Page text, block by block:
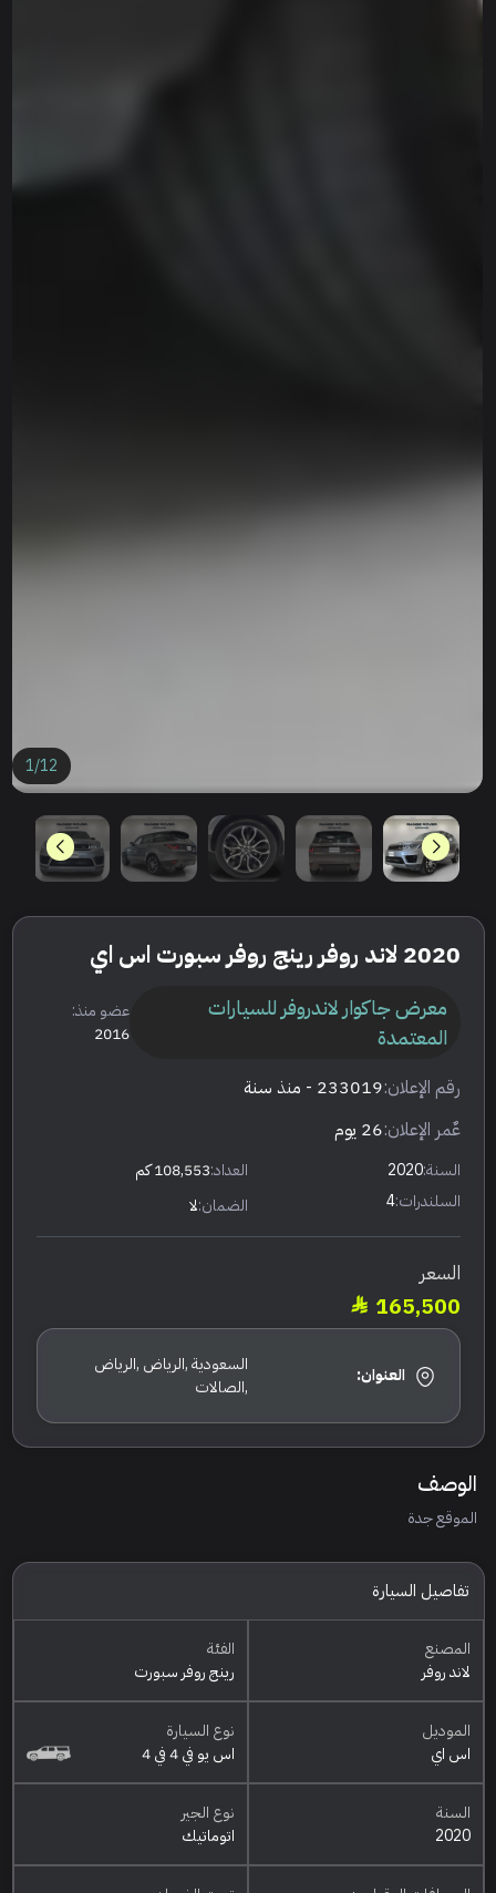
1/12
2020 لاند روفر رينج روفر سبورت اس اي
معرض جاكوار لاندروفر للسيارات
المعتمدة
عضو منذ:
2016
رقم الإعلان:233019 - منذ سنة
عٌمر الإعلان:26 يوم
السنة:2020 العداد:108,553 كم
السلندرات:4 الضمان:لا
السعر
165,500
العنوان:
السعودية ,الرياض ,الرياض
,الصالات
الوصف
الموقع جدة
تفاصيل السيارة
المصنع
لاند روفر
الفئة
رينج روفر سبورت
الموديل
اس اي
نوع السيارة
اس يو في 4 في 4
السنة
2020
نوع الجير
اتوماتيك